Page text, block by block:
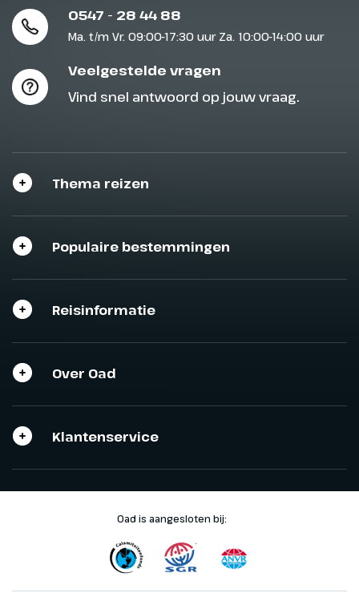
0547 - 28 44 88
Ma. t/m Vr. 09:00-17:30 uur Za. 10:00-14:00 uur
Veelgestelde vragen
Vind snel antwoord op jouw vraag.
Thema reizen
Populaire bestemmingen
Reisinformatie
Over Oad
Klantenservice
Oad is aangesloten bij: